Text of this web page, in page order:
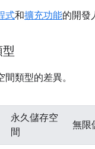
式和擴充功能的開發
類型的差異。
永久儲存空
間
無限